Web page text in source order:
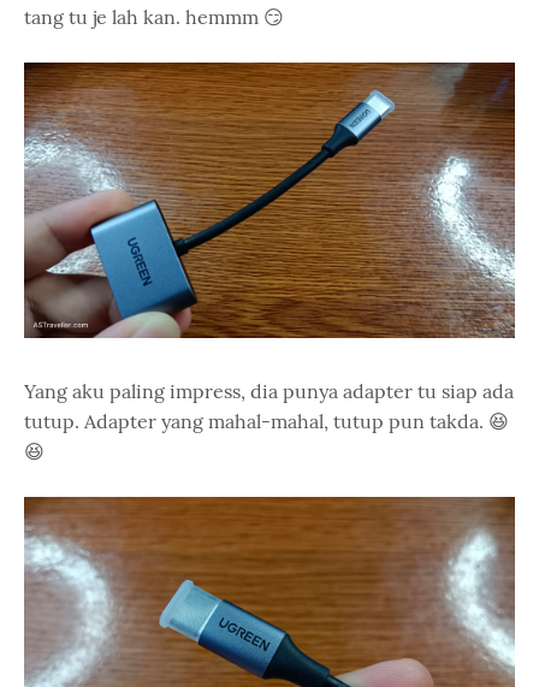
tang tu je lah kan. hemmm 😏
Yang aku paling impress, dia punya adapter tu siap ada
tutup. Adapter yang mahal-mahal, tutup pun takda. 😆
😆